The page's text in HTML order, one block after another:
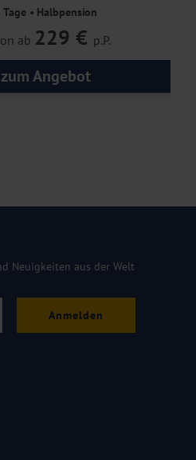
Tage • Halbpension
ab 229 € p.P.
zum Angebot
Neuigkeiten aus der Welt
Anmelden